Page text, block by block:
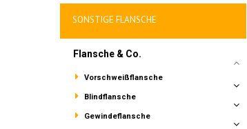
SONSTIGE FLANSCHE
Flansche & Co.
Vorschweißflansche
Blindflansche
Gewindeflansche